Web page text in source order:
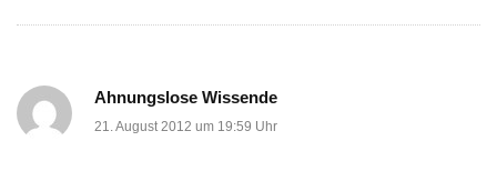
Ahnungslose Wissende
21. August 2012 um 19:59 Uhr